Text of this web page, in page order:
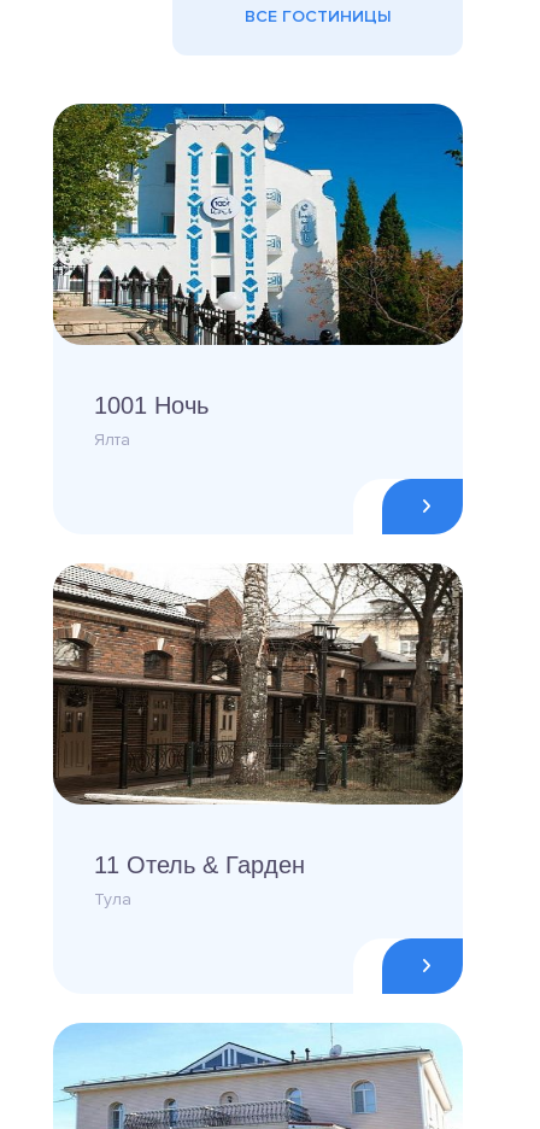
ВСЕ ГОСТИНИЦЫ
1001 Ночь
Ялта
11 Отель & Гарден
Тула